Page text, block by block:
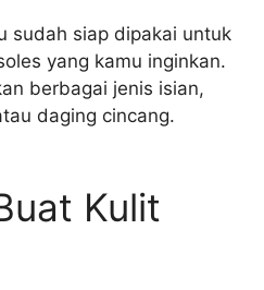
sudah siap dipakai untuk
yang kamu inginkan.
berbagai jenis isian,
daging cincang.
Kulit